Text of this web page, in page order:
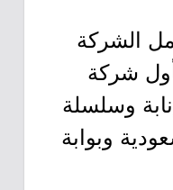
اليوم تعمل الشركة
شركة
اتصال بالإنابة وسلسلة
وبوابة